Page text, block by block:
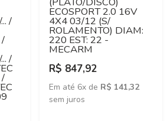
/
/
/
/
ECOSPORT 2.0 16V
4X4 03/12 (S/
ROLAMENTO) DIAM:
220 EST: 22 -
MECARM
R$ 847,92
Em até 6x de R$ 141,32
sem juros